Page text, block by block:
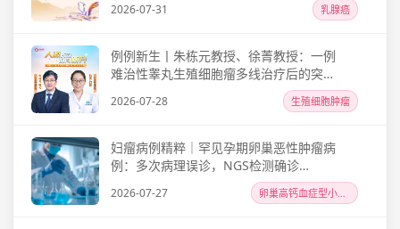
2026-07-31 乳腺癌
例例新生丨朱栋元教授、徐菁教授：一例
难治性睾丸生殖细胞瘤多线治疗后的突破
与思考，PBSCT-HDCT联合全程支持治疗
为患者争取转机
2026-07-28 生殖细胞肿瘤
妇瘤病例精粹｜罕见孕期卵巢恶性肿瘤病
例：多次病理误诊，NGS检测确诊
2026-07-27